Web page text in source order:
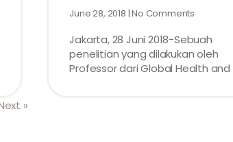
June 28, 2018 No Comments
Jakarta, 28 Juni 2018-Sebuah
penelitian yang dilakukan oleh
Professor dari Global Health and
»